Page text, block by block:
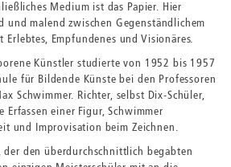
Medium ist das Papier. Hier
und malend zwischen Gegenständlichem
Empfundenes und Visionäres.
Künstler studierte von 1952 bis 1957
für Bildende Künste bei den Professoren
Schwimmer. Richter, selbst Dix-Schüler,
einer Figur, Schwimmer
und Improvisation beim Zeichnen.
der den überdurchschnittlich begabten